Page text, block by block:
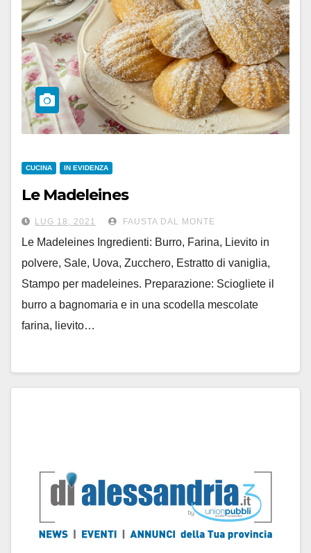
CUCINA IN EVIDENZA
Le Madeleines
LUG 18, 2021 FAUSTA DAL MONTE
Le Madeleines Ingredienti: Burro, Farina, Lievito in
polvere, Sale, Uova, Zucchero, Estratto di vaniglia,
Stampo per madeleines. Preparazione: Sciogliete il
burro a bagnomaria e in una scodella mescolate
farina, lievito…